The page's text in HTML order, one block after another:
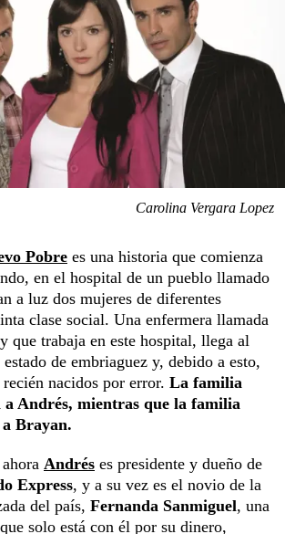
Carolina Vergara Lopez
Pobre es una historia que comienza
en el hospital de un pueblo llamado
a luz dos mujeres de diferentes
clase social. Una enfermera llamada
que trabaja en este hospital, llega al
de embriaguez y, debido a esto,
nacidos por error. La familia
a Andrés, mientras que la familia
Brayan.
Andrés es presidente y dueño de
Express, y a su vez es el novio de la
del país, Fernanda Sanmiguel, una
solo está con él por su dinero,